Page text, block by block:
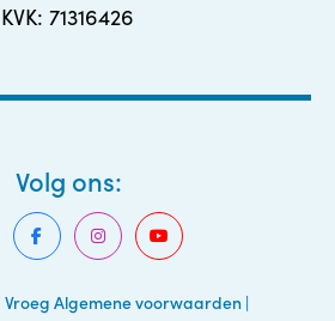
KVK: 71316426
Algemene voorwaarden |
Volg ons: